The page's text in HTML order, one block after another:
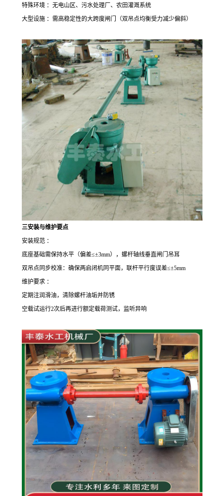
特殊环境 ：无电山区、污水处理厂、农田灌溉系统
大型设施 ：需高稳定性的大跨度闸门（双吊点均衡受力减少偏斜）
三安装与维护要点
安装规范 ：
底座基础需保持水平（偏差≤±3mm），螺杆轴线垂直闸门吊耳
双吊点同步校准：确保两启闭机同平面，联杆平行度误差≤±5mm
维护要求 ：
定期注润滑油，清除螺杆油垢并防锈
空载试运行2次后再进行额定载荷测试，监听异响